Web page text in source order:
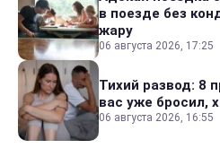
в поезде без
жару
06 августа 2026, 17:25
Тихий развод: 8
вас уже бросил,
06 августа 2026, 16:55